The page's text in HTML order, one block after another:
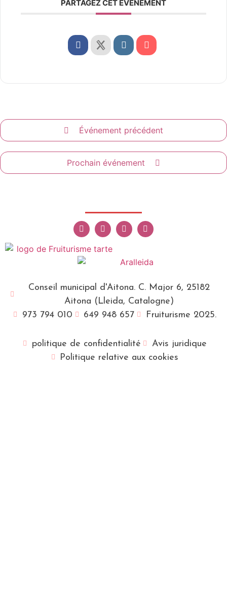
PARTAGEZ CET ÉVÉNEMENT
Événement précédent
Prochain événement
Conseil municipal d'Aitona. C. Major 6, 25182
Aitona (Lleida, Catalogne)
973 794 010
649 948 657 Fruiturisme 2025.
politique de confidentialité
Avis juridique
Politique relative aux cookies